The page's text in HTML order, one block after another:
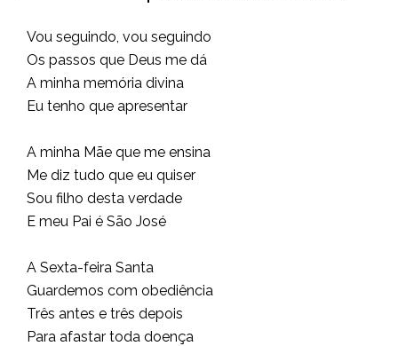
Vou seguindo, vou seguindo
Os passos que Deus me dá
A minha memória divina
Eu tenho que apresentar
A minha Mãe que me ensina
Me diz tudo que eu quiser
Sou filho desta verdade
E meu Pai é São José
A Sexta-feira Santa
Guardemos com obediência
Três antes e três depois
Para afastar toda doença